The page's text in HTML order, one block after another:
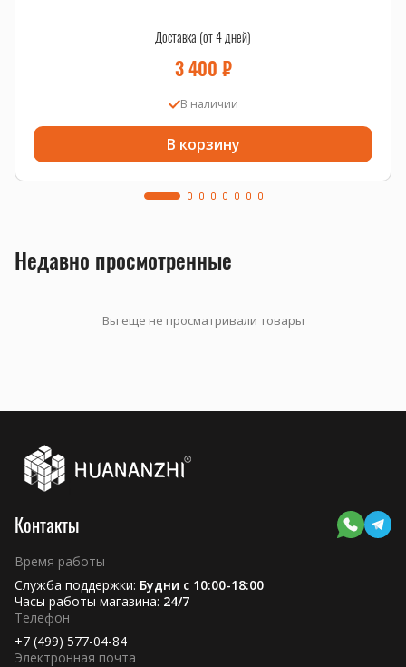
Доставка (от 4 дней)
3 400 ₽
В наличии
В корзину
Недавно просмотренные
Вы еще не просматривали товары
Контакты
Время работы
Служба поддержки: Будни с 10:00-18:00
Часы работы магазина: 24/7
Телефон
+7 (499) 577-04-84
Электронная почта